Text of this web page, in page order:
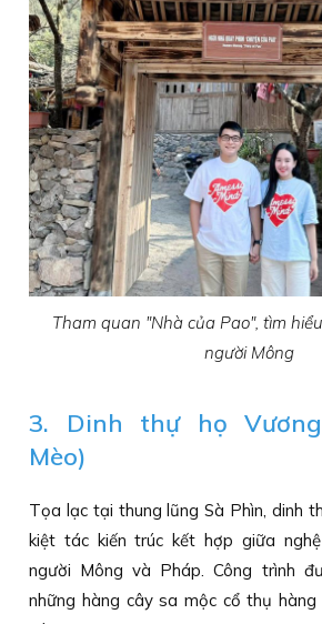
Tham quan "Nhà của Pao", tìm
người Mông
3. Dinh thự họ
Mèo)
Tọa lạc tại thung lũng Sà Phìn, dinh
kiệt tác kiến trúc kết hợp giữa
người Mông và Pháp. Công trình
những hàng cây sa mộc cổ thụ